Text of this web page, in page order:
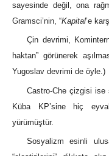
sayesinde değil, ona
Gramsci’nin, “Kapital’e
Çin devrimi,
haktan” görünerek
Yugoslav devrimi de öyle.)
Castro-Che çizgisi ise
Küba KP’sine hiç
yürümüştür.
Sosyalizm esinli